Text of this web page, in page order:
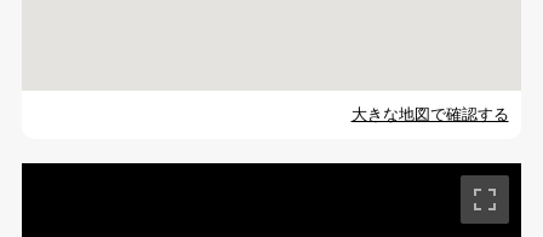
大きな地図で確認する